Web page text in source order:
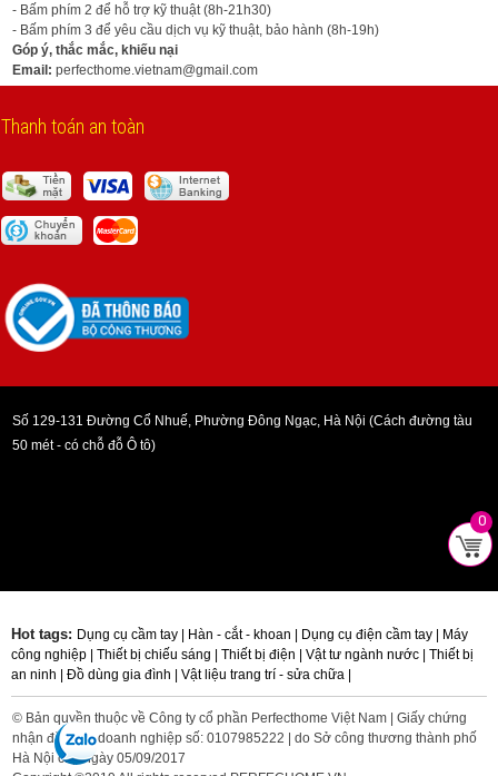
- Bấm phím 2 để hỗ trợ kỹ thuật (8h-21h30)
- Bấm phím 3 để yêu cầu dịch vụ kỹ thuật, bảo hành (8h-19h)
Góp ý, thắc mắc, khiếu nại
Email: perfecthome.vietnam@gmail.com
Thanh toán an toàn
Số 129-131 Đường Cổ Nhuế, Phường Đông Ngạc, Hà Nội (Cách đường tàu
50 mét - có chỗ đỗ Ô tô)
Hot tags: Dụng cụ cầm tay | Hàn - cắt - khoan | Dụng cụ điện cầm tay |
Máy
công nghiệp | Thiết bị chiếu sáng | Thiết bị điện | Vật tư ngành nước | Thiết bị
an ninh | Đồ dùng gia đình | Vật liệu trang trí - sửa chữa |
© Bản quyền thuộc về Công ty cổ phần Perfecthome Việt Nam | Giấy chứng
nhận đăng ký doanh nghiệp số: 0107985222 | do Sở công thương thành phố
Hà Nội cấp ngày 05/09/2017
0